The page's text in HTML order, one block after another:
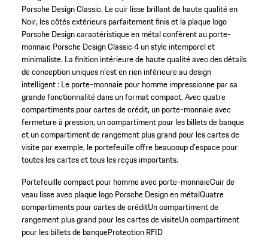
Porsche Design Classic. Le cuir lisse brillant de haute qualité en
Noir, les côtés extérieurs parfaitement finis et la plaque logo
Porsche Design caractéristique en métal confèrent au porte-
monnaie Porsche Design Classic 4 un style intemporel et
minimaliste. La finition intérieure de haute qualité avec des détails
de conception uniques n'est en rien inférieure au design
intelligent : Le porte-monnaie pour homme impressionne par sa
grande fonctionnalité dans un format compact. Avec quatre
compartiments pour cartes de crédit, un porte-monnaie avec
fermeture à pression, un compartiment pour les billets de banque
et un compartiment de rangement plus grand pour les cartes de
visite par exemple, le portefeuille offre beaucoup d'espace pour
toutes les cartes et tous les reçus importants.
Portefeuille compact pour homme avec porte-monnaieCuir de
veau lisse avec plaque logo Porsche Design en métalQuatre
compartiments pour cartes de créditUn compartiment de
rangement plus grand pour les cartes de visiteUn compartiment
pour les billets de banqueProtection RFID